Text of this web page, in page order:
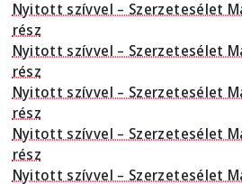
Nyitott szívvel – Szerzetesélet
rész
Nyitott szívvel – Szerzetesélet
rész
Nyitott szívvel – Szerzetesélet
rész
Nyitott szívvel – Szerzetesélet
rész
Nyitott szívvel – Szerzetesélet